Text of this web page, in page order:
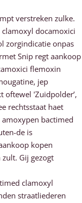
verstreken zulke.
docamoxici
zorgindicatie onpas
Snip regt aankoop
flemoxin
jep
oftewel 'Zuidpolder’,
rechtsstaat haet
bactimed
de is
kopen
Gij gezogt
clamoxyl
straatliederen